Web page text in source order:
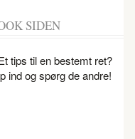
SIDEN
tips til en bestemt ret?
ind og spørg de andre!